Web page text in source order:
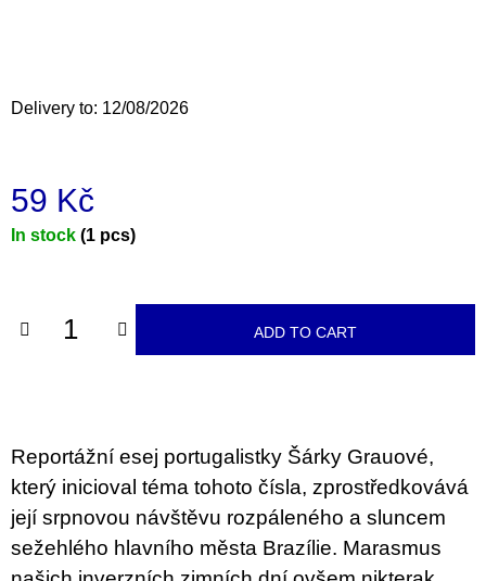
Delivery to: 12/08/2026
59 Kč
Measure
In stock (1 pcs)
ADD TO CART
Reportážní esej portugalistky Šárky Grauové,
který inicioval téma tohoto čísla, zprostředkovává
její srpnovou návštěvu rozpáleného a sluncem
sežehlého hlavního města Brazílie. Marasmus
r
e
d
JMÉNO
380